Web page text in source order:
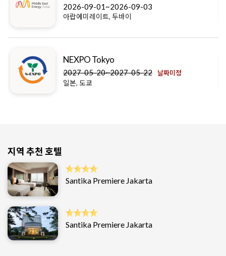
2026-09-01~2026-09-03
아랍에미레이트, 두바이
NEXPO Tokyo
2027-05-20~2027-05-22 날짜미정
일본, 도쿄
지역 추천 호텔
Santika Premiere Jakarta
Santika Premiere Jakarta